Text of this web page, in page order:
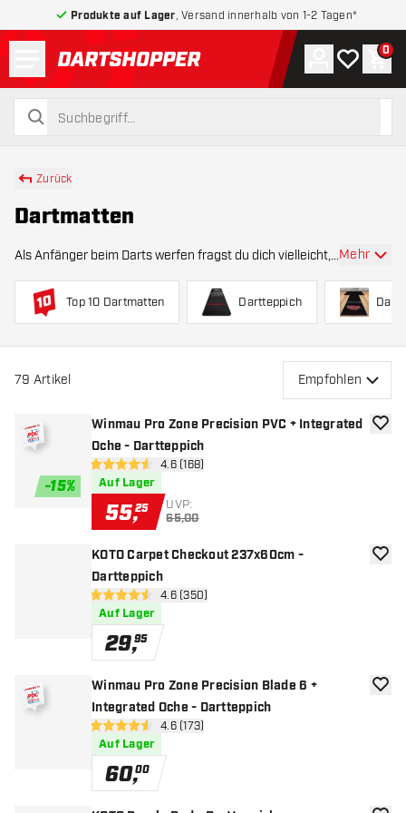
Produkte auf Lager , Versand innerhalb von 1-2 Tagen*
zurück zur Startseite
suchen
suchen
Konto
Meine 0
Zurück
Dartmatten
Als Anfänger beim Darts werfen fragst du dich vielleicht,
wählen solltest. Dartmatten sind ein unverzichtbares
Zubehör für Dartspieler, sie
Mehr
Top 10 Dartmatten Dartteppich Dart
79 Artikel Empfohlen
-15%
Winmau Pro Zone Precision PVC + Integrated
Oche - Dartteppich
Bewertungsbereich öffnen
4.6 Bewertungssterne
4.6 (168)
Auf Lager
55,25 UVP:
65,00
Zur
KOTO Carpet Checkout 237x60cm -
Dartteppich
Bewertungsbereich öffnen
4.6 Bewertungssterne
4.6 (350)
Auf Lager
29,95
Zur
Winmau Pro Zone Precision Blade 6 +
Integrated Oche - Dartteppich
Bewertungsbereich öffnen
4.6 Bewertungssterne
4.6 (173)
Auf Lager
60,00
Zur